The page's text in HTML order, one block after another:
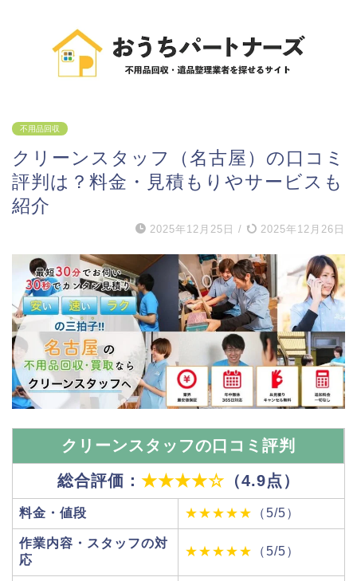
不用品回収
クリーンスタッフ（名古屋）の口コミ
評判は？料金・見積もりやサービスも
紹介
2025年12月25日 / 2025年12月26日
クリーンスタッフの口コミ評判
総合評価： ★★★★☆ （4.9点）
料金・値段 ★★★★★ （5/5）
作業内容・スタッフの対
応
★★★★★ （5/5）